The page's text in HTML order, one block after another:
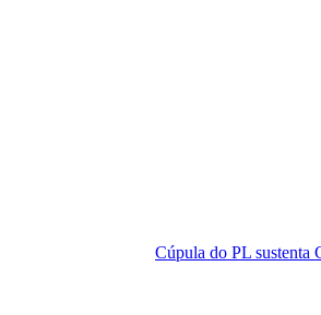
Cúpula do PL sustenta Gaspar na vice de